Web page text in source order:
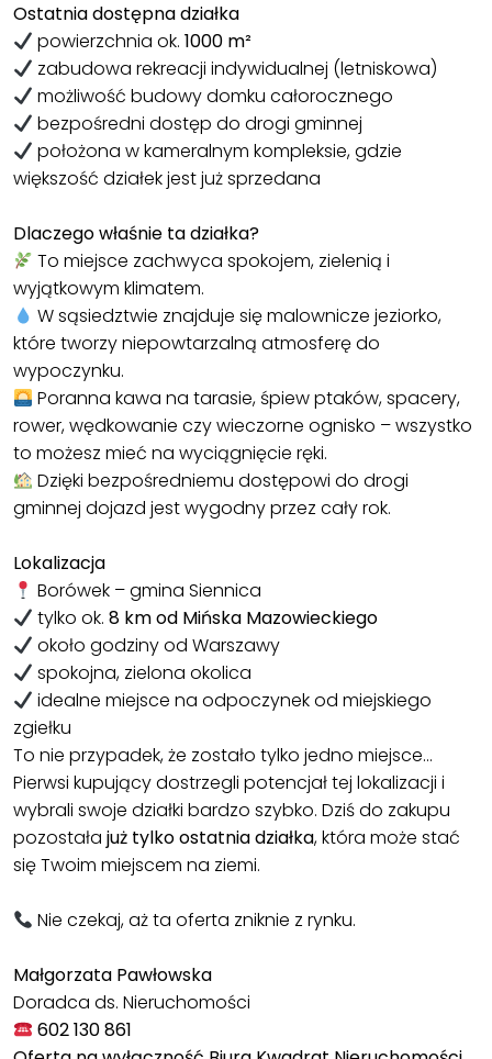
Ostatnia dostępna działka
powierzchnia ok.1000 m²
zabudowa rekreacji indywidualnej (letniskowa)
możliwość budowy domku całorocznego
bezpośredni dostęp do drogi gminnej
położona w kameralnym kompleksie, gdzie
większość działek jest już sprzedana
Dlaczego właśnie ta działka?
To miejsce zachwyca spokojem, zielenią i
wyjątkowym klimatem.
W sąsiedztwie znajduje się malownicze jeziorko,
które tworzy niepowtarzalną atmosferę do
wypoczynku.
Poranna kawa na tarasie, śpiew ptaków, spacery,
rower, wędkowanie czy wieczorne ognisko – wszystko
to możesz mieć na wyciągnięcie ręki.
Dzięki bezpośredniemu dostępowi do drogi
gminnej dojazd jest wygodny przez cały rok.
Lokalizacja
Borówek – gmina Siennica
tylko ok.8 km od Mińska Mazowieckiego
około godziny od Warszawy
spokojna, zielona okolica
idealne miejsce na odpoczynek od miejskiego
zgiełku
To nie przypadek, że zostało tylko jedno miejsce...
Pierwsi kupujący dostrzegli potencjał tej lokalizacji i
wybrali swoje działki bardzo szybko. Dziś do zakupu
pozostała już tylko ostatnia działka, która może stać
się Twoim miejscem na ziemi.
Nie czekaj, aż ta oferta zniknie z rynku.
Małgorzata Pawłowska
Doradca ds. Nieruchomości
602 130 861